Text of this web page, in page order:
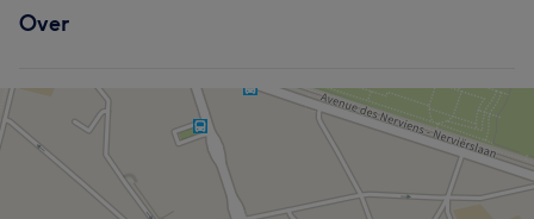
Over